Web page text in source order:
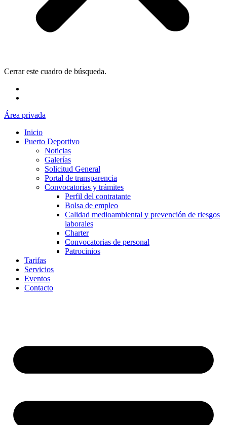
Cerrar este cuadro de búsqueda.
Área privada
Inicio
Puerto Deportivo
Noticias
Galerías
Solicitud General
Portal de transparencia
Convocatorias y trámites
Perfil del contratante
Bolsa de empleo
Calidad medioambiental y prevención de riesgos
laborales
Charter
Convocatorias de personal
Patrocinios
Tarifas
Servicios
Eventos
Contacto